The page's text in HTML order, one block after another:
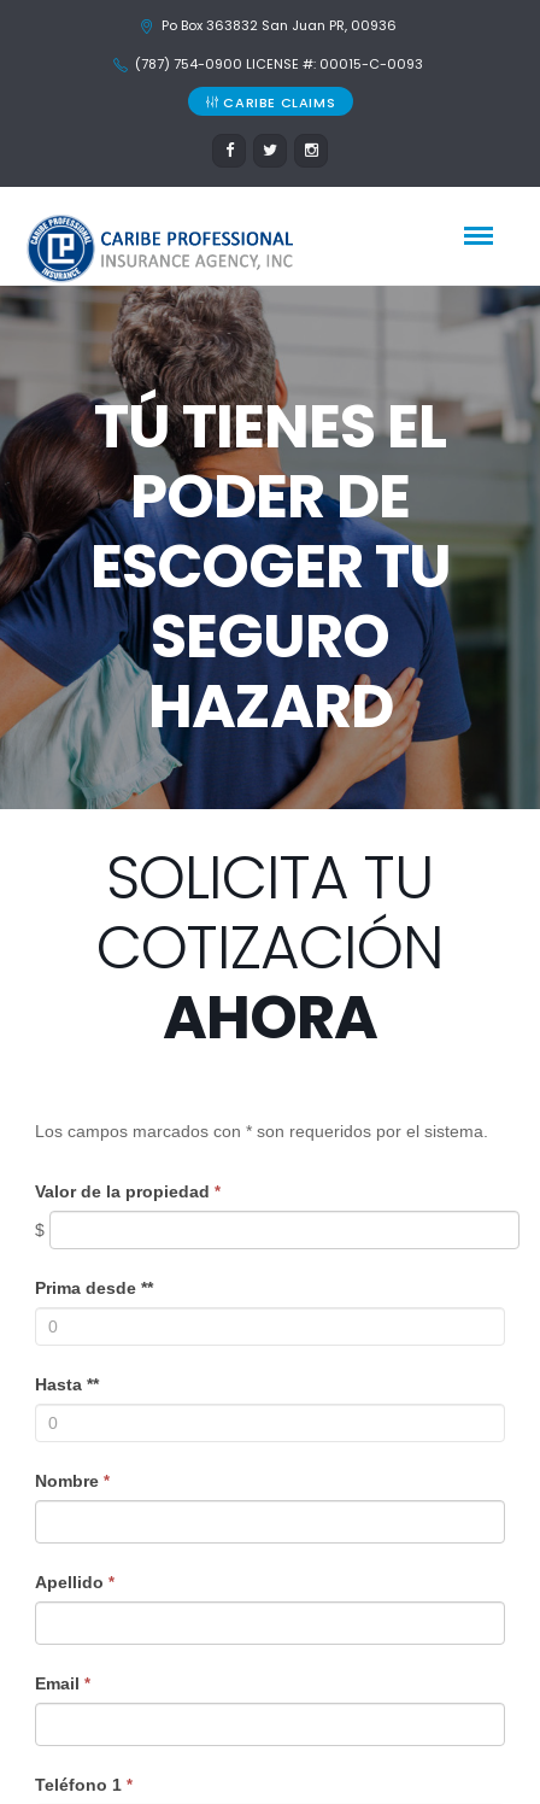
Po Box 363832 San Juan PR, 00936
(787) 754-0900 LICENSE #: 00015-C-0093
CARIBE CLAIMS
TÚ TIENES EL
PODER DE
ESCOGER TU
SEGURO
HAZARD
SOLICITA TU
COTIZACIÓN
AHORA
Los campos marcados con * son requeridos por el sistema.
Valor de la propiedad *
$
Prima desde **
Hasta **
Nombre *
Apellido *
Email *
Teléfono 1 *